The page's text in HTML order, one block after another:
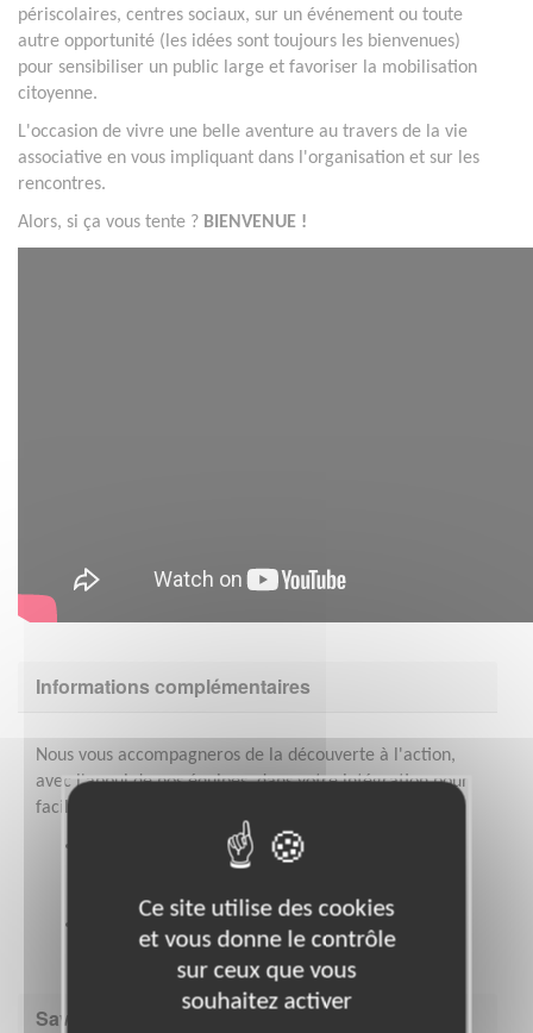
périscolaires, centres sociaux, sur un événement ou toute
autre opportunité (les idées sont toujours les bienvenues)
pour sensibiliser un public large et favoriser la mobilisation
citoyenne.
L'occasion de vivre une belle aventure au travers de la vie
associative en vous impliquant dans l'organisation et sur les
rencontres.
Alors, si ça vous tente ? BIENVENUE !
Informations complémentaires
Nous vous accompagneros de la découverte à l'action,
avec l'appui de nos équipes, dans votre intégration pour
faciliter votre engagement :
Notre organisation propose de nombreuses
ressources pour mener ses actions, pour
s'informer et se former!
partager autour de nos pratiiques.
Savoir être & compétences
Ce site utilise des cookies
et vous donne le contrôle
sur ceux que vous
souhaitez activer